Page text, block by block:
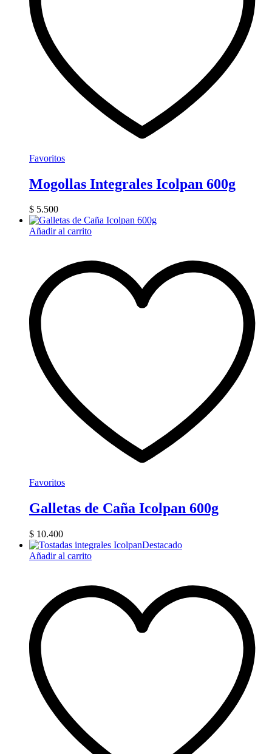
Favoritos
Mogollas Integrales Icolpan 600g
$ 5.500
Añadir al carrito
Favoritos
Galletas de Caña Icolpan 600g
$ 10.400
Destacado
Añadir al carrito